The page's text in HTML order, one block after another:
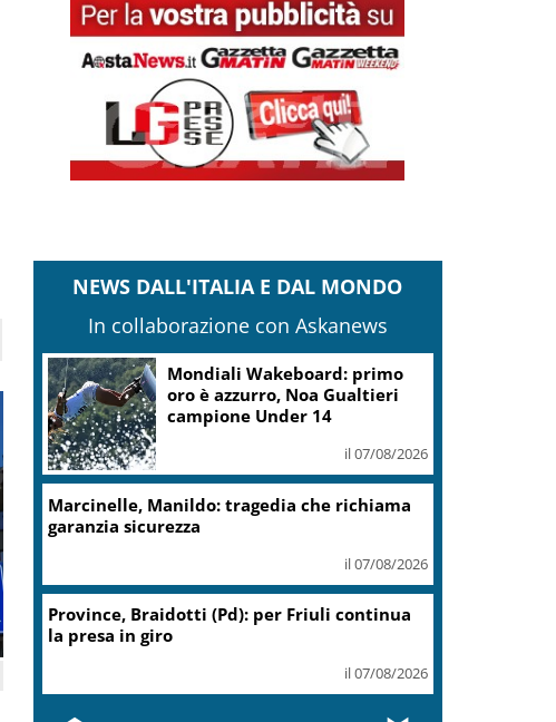
NEWS DALL'ITALIA E DAL MONDO
In collaborazione con Askanews
Mondiali Wakeboard: primo
oro è azzurro, Noa Gualtieri
campione Under 14
il 07/08/2026
Marcinelle, Manildo: tragedia che richiama
garanzia sicurezza
il 07/08/2026
Province, Braidotti (Pd): per Friuli continua
la presa in giro
il 07/08/2026